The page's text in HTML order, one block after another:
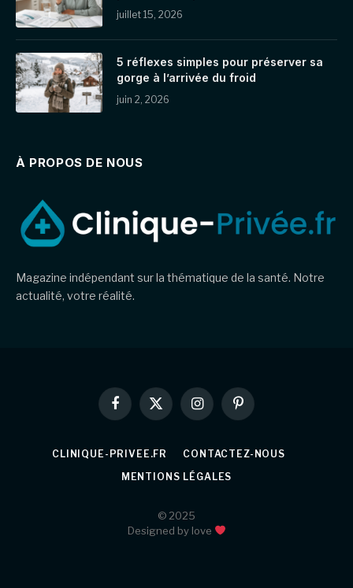
juillet 15, 2026
5 réflexes simples pour préserver sa
gorge à l’arrivée du froid
juin 2, 2026
À PROPOS DE NOUS
Magazine indépendant sur la thématique de la santé. Notre
actualité, votre réalité.
Facebook
X
(Twitter)
InstagramPinterest
CLINIQUE-PRIVEE.FR
CONTACTEZ-NOUS
MENTIONS LÉGALES
© 2025
Designed by love